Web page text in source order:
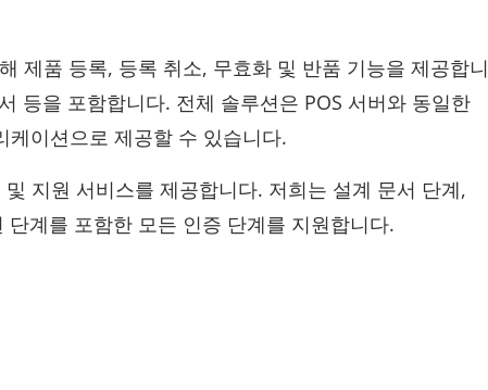
제품 등록, 등록 취소, 무효화 및 반품 기능을 제공합니
등을 포함합니다. 전체 솔루션은 POS 서버와 동일한
이션으로 제공할 수 있습니다.
지원 서비스를 제공합니다. 저희는 설계 문서 단계,
계를 포함한 모든 인증 단계를 지원합니다.